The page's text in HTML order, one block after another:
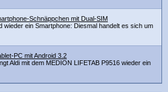
Schnäppchen mit Dual-SIM
wieder ein Smartphone: Diesmal handelt es sich um
PC mit Android 3.2
Aldi mit dem MEDION LIFETAB P9516 wieder ein